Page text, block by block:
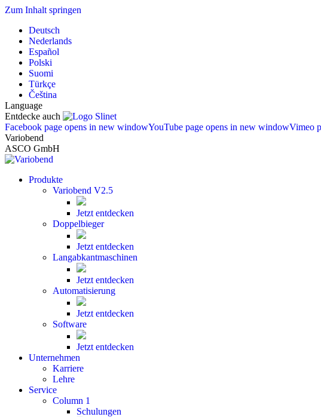
Zum Inhalt springen
Deutsch
Nederlands
Español
Polski
Suomi
Türkçe
Čeština
Language
Entdecke auch
Facebook page opens in new windowYouTube page opens in new windowVimeo
Variobend
ASCO GmbH
Produkte
Variobend V2.5
Jetzt entdecken
Doppelbieger
Jetzt entdecken
Langabkantmaschinen
Jetzt entdecken
Automatisierung
Jetzt entdecken
Software
Jetzt entdecken
Unternehmen
Karriere
Lehre
Service
Column 1
Schulungen